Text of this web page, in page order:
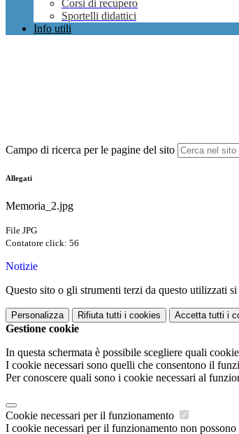
Corsi di recupero
Sportelli didattici
Info utili
Campo di ricerca per le pagine del sito
Allegati
Memoria_2.jpg
File JPG
Contatore click: 56
Notizie
Questo sito o gli strumenti terzi da questo utilizzati
Personalizza Rifiuta tutti i cookies Accetta tutti i
Gestione cookie
In questa schermata è possibile scegliere quali
I cookie necessari sono quelli che consentono il
Per conoscere quali sono i cookie necessari al
Cookie necessari per il funzionamento
I cookie necessari per il funzionamento non